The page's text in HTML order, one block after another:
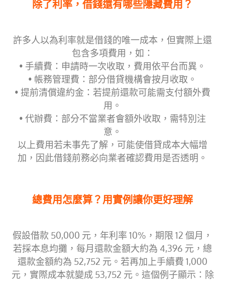
除了利率，借錢還有哪些隱藏費用？
許多人以為利率就是借錢的唯一成本，但實際上還
包含多項費用，如：
• 手續費：申請時一次收取，費用依平台而異。
• 帳務管理費：部分借貸機構會按月收取。
• 提前清償違約金：若提前還款可能需支付額外費
用。
• 代辦費：部分不當業者會額外收取，需特別注
意。
以上費用若未事先了解，可能使借貸成本大幅增
加，因此借錢前務必向業者確認費用是否透明。
總費用怎麼算？用實例讓你更好理解
假設借款 50,000 元，年利率 10%，期限 12 個月，
若採本息均攤，每月還款金額大約為 4,396 元，總
還款金額約為 52,752 元。若再加上手續費 1,000
元，實際成本就變成 53,752 元。這個例子顯示：除